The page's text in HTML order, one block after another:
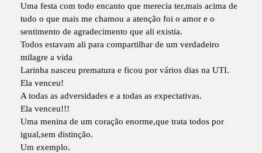
Uma festa com todo encanto que merecia ter,mais acima de
tudo o que mais me chamou a atenção foi o amor e o
sentimento de agradecimento que ali existia.
Todos estavam ali para compartilhar de um verdadeiro
milagre a vida
Larinha nasceu prematura e ficou por vários dias na UTI.
Ela venceu!
A todas as adversidades e a todas as expectativas.
Ela venceu!!!
Uma menina de um coração enorme,que trata todos por
igual,sem distinção.
Um exemplo.